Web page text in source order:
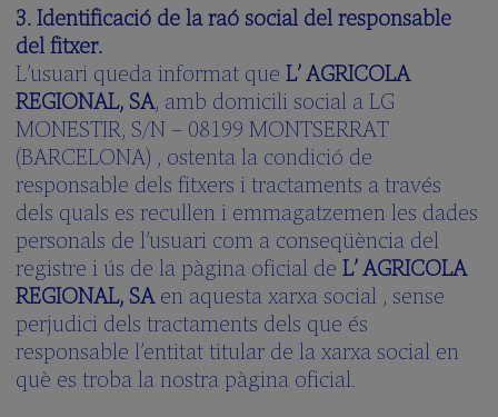
3. Identificació de la raó social del responsable
del fitxer.
L’usuari queda informat que L’ AGRICOLA
REGIONAL, SA, amb domicili social a LG
MONESTIR, S/N – 08199 MONTSERRAT
(BARCELONA) , ostenta la condició de
responsable dels fitxers i tractaments a través
dels quals es recullen i emmagatzemen les dades
personals de l’usuari com a conseqüència del
registre i ús de la pàgina oficial de L’ AGRICOLA
REGIONAL, SAen aquesta xarxa social , sense
perjudici dels tractaments dels que és
responsable l’entitat titular de la xarxa social en
què es troba la nostra pàgina oficial.